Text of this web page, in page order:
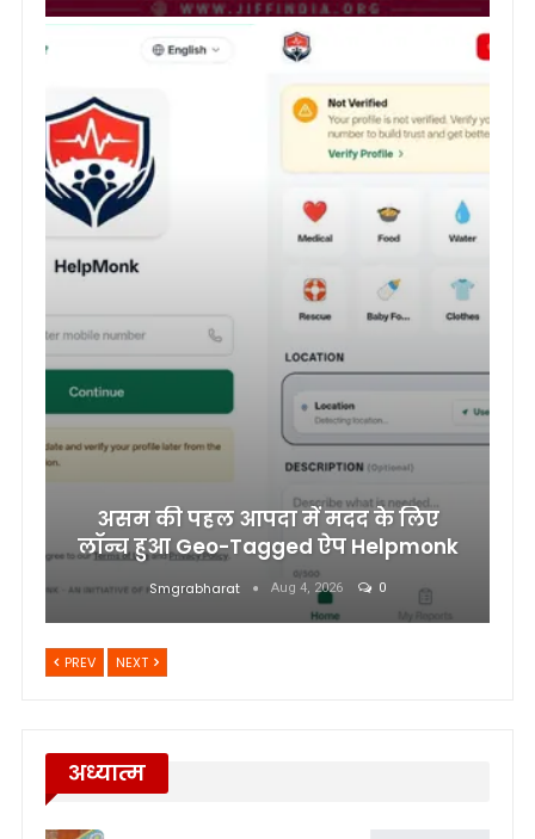
असम की पहल आपदा में मदद के लिए
लॉन्च हुआ Geo-Tagged ऐप Helpmonk
Smgrabharat Aug 4, 2026 0
PREV NEXT
अध्यात्म